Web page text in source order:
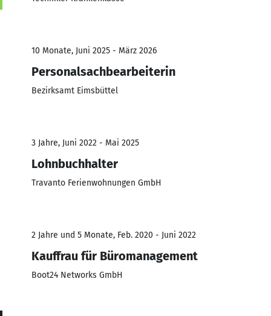
10 Monate, Juni 2025 - März 2026
Personalsachbearbeiterin
Bezirksamt Eimsbüttel
3 Jahre, Juni 2022 - Mai 2025
Lohnbuchhalter
Travanto Ferienwohnungen GmbH
2 Jahre und 5 Monate, Feb. 2020 - Juni 2022
Kauffrau für Büromanagement
Boot24 Networks GmbH